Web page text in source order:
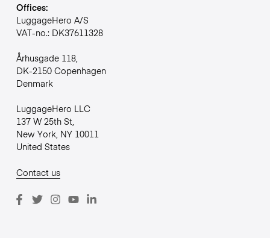
Offices:
LuggageHero A/S
VAT-no.: DK37611328
Århusgade 118,
DK-2150 Copenhagen
Denmark
LuggageHero LLC
137 W 25th St,
New York, NY 10011
United States
Contact us